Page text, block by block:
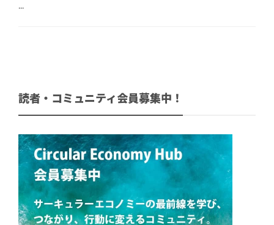
...
読者・コミュニティ会員募集中！